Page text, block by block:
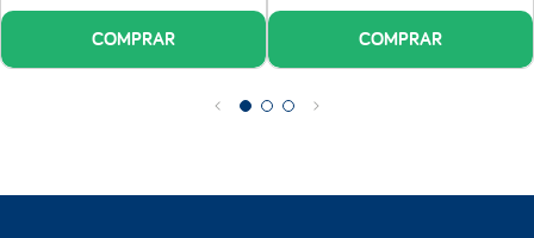
INER (Instituto Nacional de Estudos do Repouso).
Número do registro do Inmetro 004990/2024
COMPRAR COMPRAR